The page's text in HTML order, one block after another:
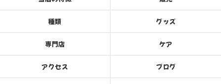
種類 グッズ
専門店 ケア
アクセス ブログ